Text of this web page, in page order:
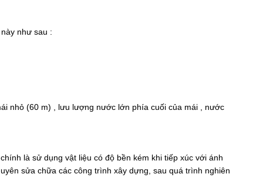
như sau :
nhỏ (60 m) , lưu lượng nước lớn phía cuối của mái , nước
là sử dụng vật liệu có độ bền kém khi tiếp xúc với ánh
sửa chữa các công trình xây dựng, sau quá trình nghiên